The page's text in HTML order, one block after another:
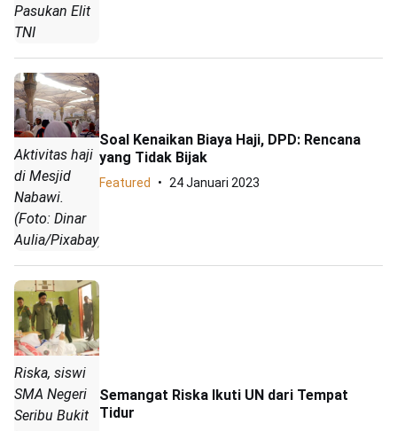
Pasukan Elit
TNI
Aktivitas haji
di Mesjid
Nabawi.
(Foto: Dinar
Aulia/Pixabay)
Soal Kenaikan Biaya Haji, DPD: Rencana
yang Tidak Bijak
Featured 24 Januari 2023
Riska, siswi
SMA Negeri
Seribu Bukit
Semangat Riska Ikuti UN dari Tempat
Tidur